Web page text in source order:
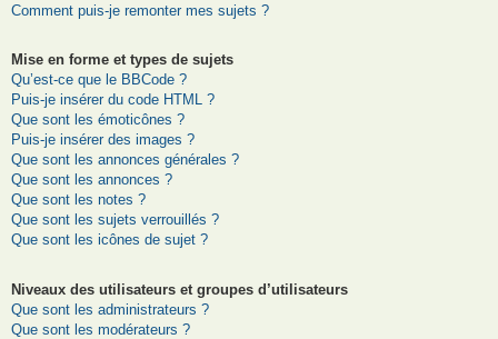
Comment puis-je remonter mes sujets ?
Mise en forme et types de sujets
Qu’est-ce que le BBCode ?
Puis-je insérer du code HTML ?
Que sont les émoticônes ?
Puis-je insérer des images ?
Que sont les annonces générales ?
Que sont les annonces ?
Que sont les notes ?
Que sont les sujets verrouillés ?
Que sont les icônes de sujet ?
Niveaux des utilisateurs et groupes d’utilisateurs
Que sont les administrateurs ?
Que sont les modérateurs ?